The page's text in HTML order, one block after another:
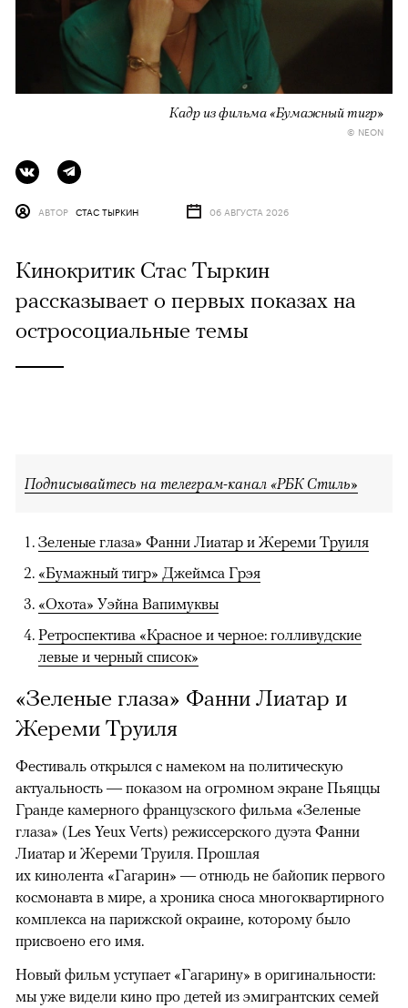
Кадр из фильма «Бумажный тигр»
© NEON
АВТОР СТАС ТЫРКИН 06 АВГУСТА 2026
Кинокритик Стас Тыркин
рассказывает о первых показах на
остросоциальные темы
Подписывайтесь на телеграм-канал «РБК Стиль»
Зеленые глаза» Фанни Лиатар и Жереми Труиля
«Бумажный тигр» Джеймса Грэя
«Охота» Уэйна Вапимуквы
Ретроспектива «Красное и черное: голливудские
левые и черный список»
«Зеленые глаза» Фанни Лиатар и
Жереми Труиля
Фестиваль открылся с намеком на политическую
актуальность — показом на огромном экране Пьяццы
Гранде камерного французского фильма «Зеленые
глаза» (Les Yeux Verts) режиссерского дуэта Фанни
Лиатар и Жереми Труиля. Прошлая
их кинолента «Гагарин» — отнюдь не байопик первого
космонавта в мире, а хроника сноса многоквартирного
комплекса на парижской окраине, которому было
присвоено его имя.
Новый фильм уступает «Гагарину» в оригинальности:
мы уже видели кино про детей из эмигрантских семей